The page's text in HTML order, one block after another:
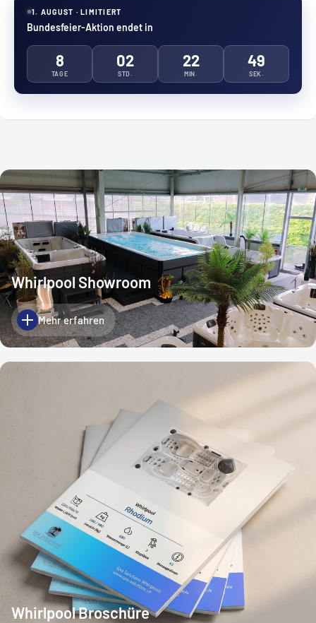
1. AUGUST · LIMITIERT
Bundesfeier-Aktion endet in
8
TAGE
02
STD.
22
MIN.
46
SEK.
Whirlpool Showroom
Mehr erfahren
Whirlpool Broschüre